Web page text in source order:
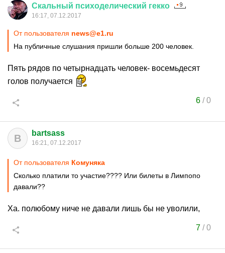
Скальный психоделический гекко
16:17, 07.12.2017
От пользователя news@e1.ru
На публичные слушания пришли больше 200 человек.
Пять рядов по четырнадцать человек- восемьдесят
голов получается
6/0
B bartsass
16:21, 07.12.2017
От пользователя Комуняка
Сколько платили то участие???? Или билеты в Лимпопо
давали??
Ха. полюбому ниче не давали лишь бы не уволили,
7/0